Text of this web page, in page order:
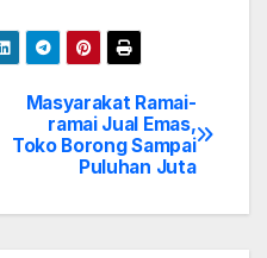
Masyarakat Ramai-
ramai Jual Emas,
Toko Borong Sampai
Puluhan Juta